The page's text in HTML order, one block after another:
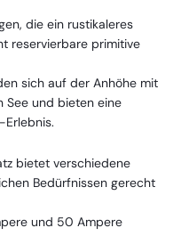
die ein rustikaleres
reservierbare primitive
sich auf der Anhöhe mit
See und bieten eine
bietet verschiedene
Bedürfnissen gerecht
und 50 Ampere